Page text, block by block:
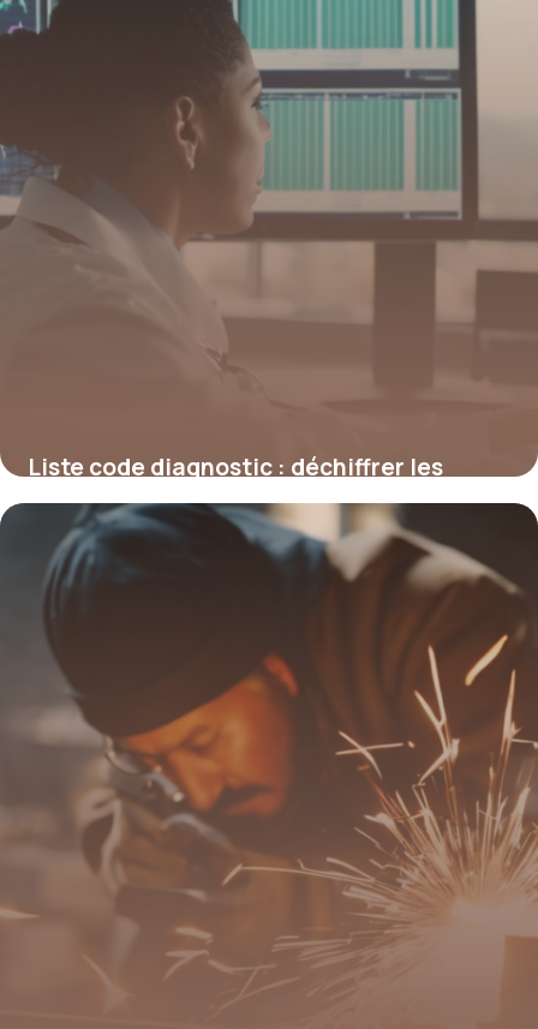
Liste code diagnostic : déchiffrer les
codes médicaux pour une meilleure
gestion en santé
4 juillet 2025